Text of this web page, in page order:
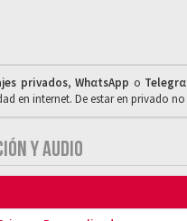
privados,WhαtsApp o
en internet. De estar en privado
Y AUDIO